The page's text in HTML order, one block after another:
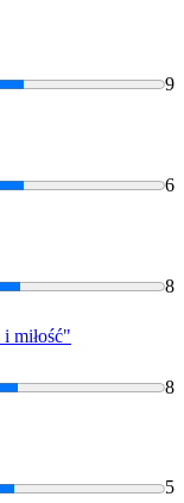
9
6
8
i miłość"
8
5